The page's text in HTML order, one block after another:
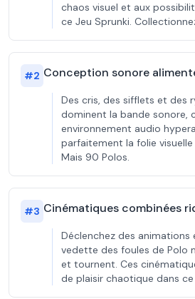
chaos visuel et aux
ce Jeu Sprunki.
#2 Conception sonore
Des cris, des sifflets et des
dominent la bande sonore,
environnement audio
parfaitement la folie
Mais 90 Polos.
#3 Cinématiques combinées
Déclenchez des
vedette des foules de Polo
et tournent. Ces
de plaisir chaotique dans